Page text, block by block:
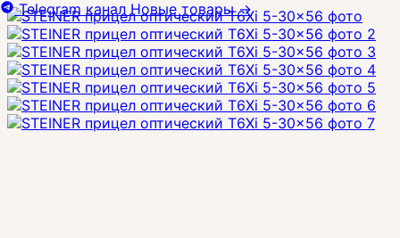
Telegram канал Новые товары→